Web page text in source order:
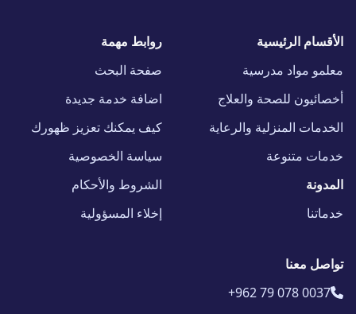
الأقسام الرئيسية
معلمو مواد مدرسية
أخصائيون للصحة والعلاج
الخدمات المنزلية والرعاية
خدمات متنوعة
المدونة
خدماتنا
روابط مهمة
صفحة البحث
اضافة خدمة جديدة
كيف يمكنك تعزيز ظهورك
سياسة الخصوصية
الشروط والأحكام
إخلاء المسؤولية
تواصل معنا
+962 79 078 0037